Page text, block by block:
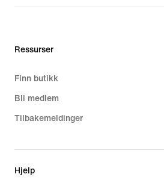
Ressurser
Finn butikk
Bli medlem
Tilbakemeldinger
Hjelp